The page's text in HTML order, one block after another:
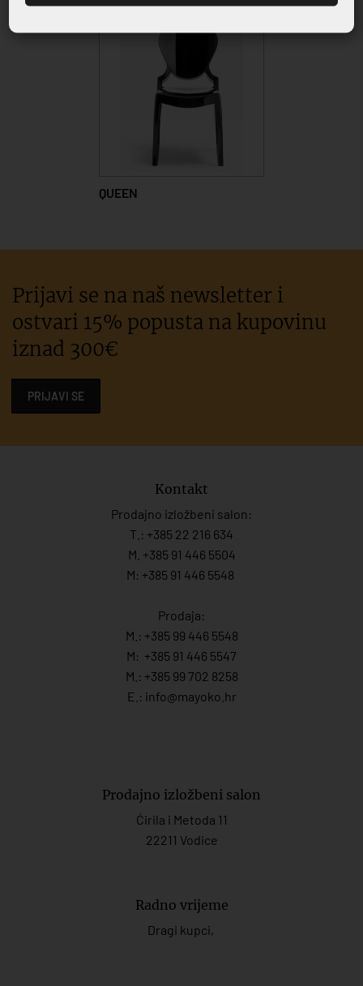
QUEEN
Prijavi se na naš newsletter i
ostvari 15% popusta na kupovinu
iznad 300€
PRIJAVI SE
Kontakt
Prodajno izložbeni salon:
T.: +385 22 216 634
M. +385 91 446 5504
M: +385 91 446 5548
Prodaja:
M.: +385 99 446 5548
M: +385 91 446 5547
M.: +385 99 702 8258
E.: info@mayoko. hr
Prodajno izložbeni salon
Ćirila i Metoda 11
22211 Vodice
Radno vrijeme
Dragi kupci,